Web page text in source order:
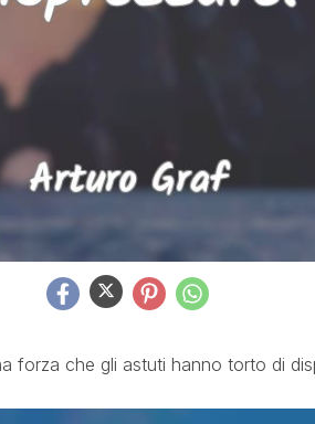
forza che gli astuti hanno torto di